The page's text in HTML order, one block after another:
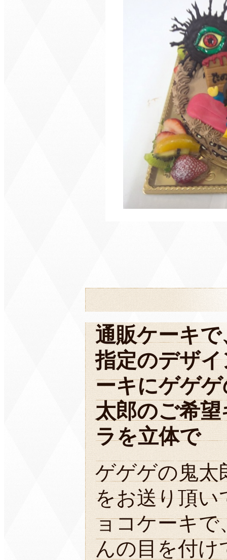
通販ケーキで
指定のデザ
ーキにゲゲ
太郎のご希望
ラを立体で
ゲゲゲの鬼太
をお送り頂い
ョコケーキで
んの目を付